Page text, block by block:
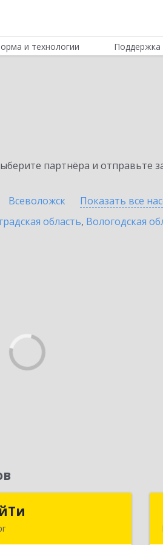
и технологии Поддержка
партнёра и отправьте
Всеволожск Показать все
область, Вологодская